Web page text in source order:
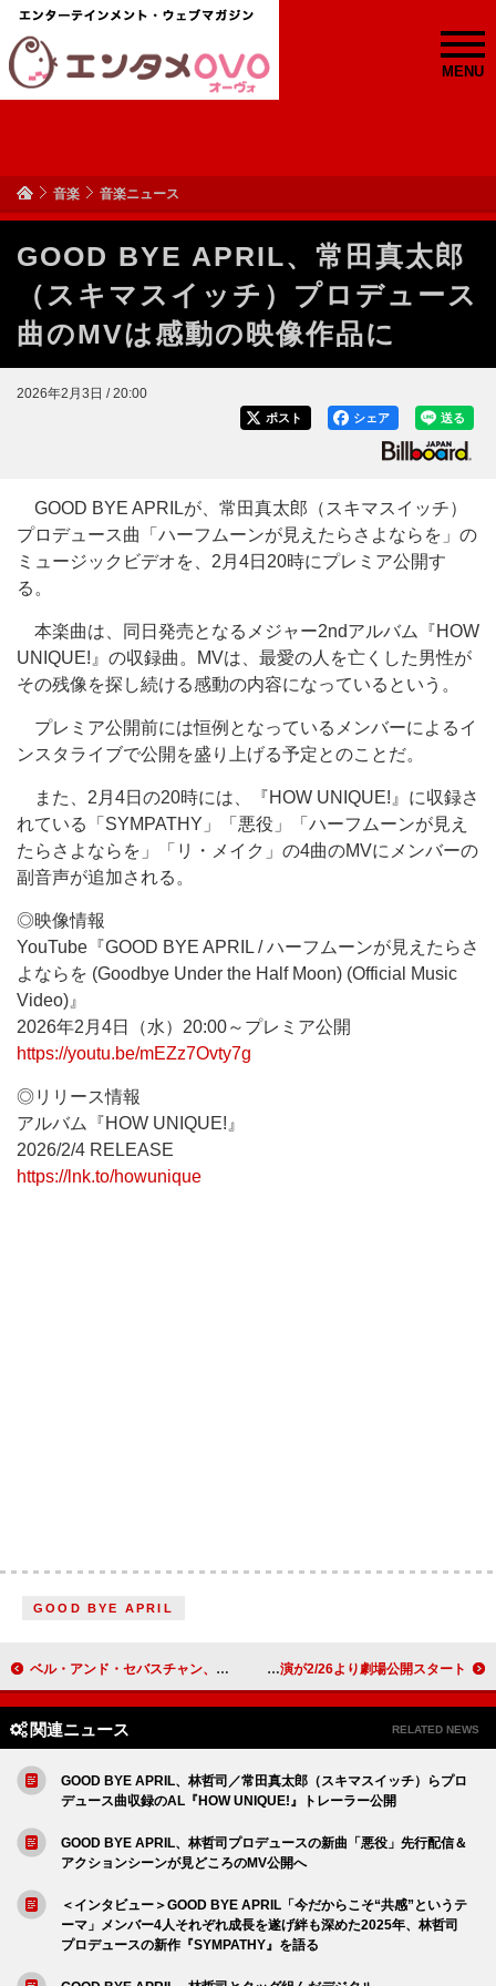
MENU
音楽 音楽ニュース
GOOD BYE APRIL、常田真太郎
（スキマスイッチ）プロデュース
曲のMVは感動の映像作品に
2026年2月3日 / 20:00
送る
シェア
ポスト
GOOD BYE APRILが、常田真太郎（スキマスイッチ）
プロデュース曲「ハーフムーンが見えたらさよならを」の
ミュージックビデオを、2月4日20時にプレミア公開す
る。
本楽曲は、同日発売となるメジャー2ndアルバム『HOW
UNIQUE!』の収録曲。MVは、最愛の人を亡くした男性が
その残像を探し続ける感動の内容になっているという。
プレミア公開前には恒例となっているメンバーによるイ
ンスタライブで公開を盛り上げる予定とのことだ。
また、2月4日の20時には、『HOW UNIQUE!』に収録さ
れている「SYMPATHY」「悪役」「ハーフムーンが見え
たらさよならを」「リ・メイク」の4曲のMVにメンバーの
副音声が追加される。
◎映像情報
YouTube『GOOD BYE APRIL / ハーフムーンが見えたらさ
よならを (Goodbye Under the Half Moon) (Official Music
Video)』
2026年2月4日（水）20:00～プレミア公開
https://youtu.be/mEZz7Ovty7g
◎リリース情報
アルバム『HOW UNIQUE!』
2026/2/4 RELEASE
https://lnk.to/howunique
GOOD BYE APRIL
ベル・アンド・セバスチャン、名盤『タイガーミルク』『天使のため息』再現来日ライブが9月開催 トゥエンティ・ワン・パイロッツ、6.5万人集結したメキシコ公演が2/26より劇場公開スタート
関連ニュース RELATED NEWS
GOOD BYE APRIL、林哲司／常田真太郎（スキマスイッチ）らプロ
デュース曲収録のAL『HOW UNIQUE!』トレーラー公開
GOOD BYE APRIL、林哲司プロデュースの新曲「悪役」先行配信＆
アクションシーンが見どころのMV公開へ
＜インタビュー＞GOOD BYE APRIL「今だからこそ“共感”というテ
ーマ」メンバー4人それぞれ成長を遂げ絆も深めた2025年、林哲司
プロデュースの新作『SYMPATHY』を語る